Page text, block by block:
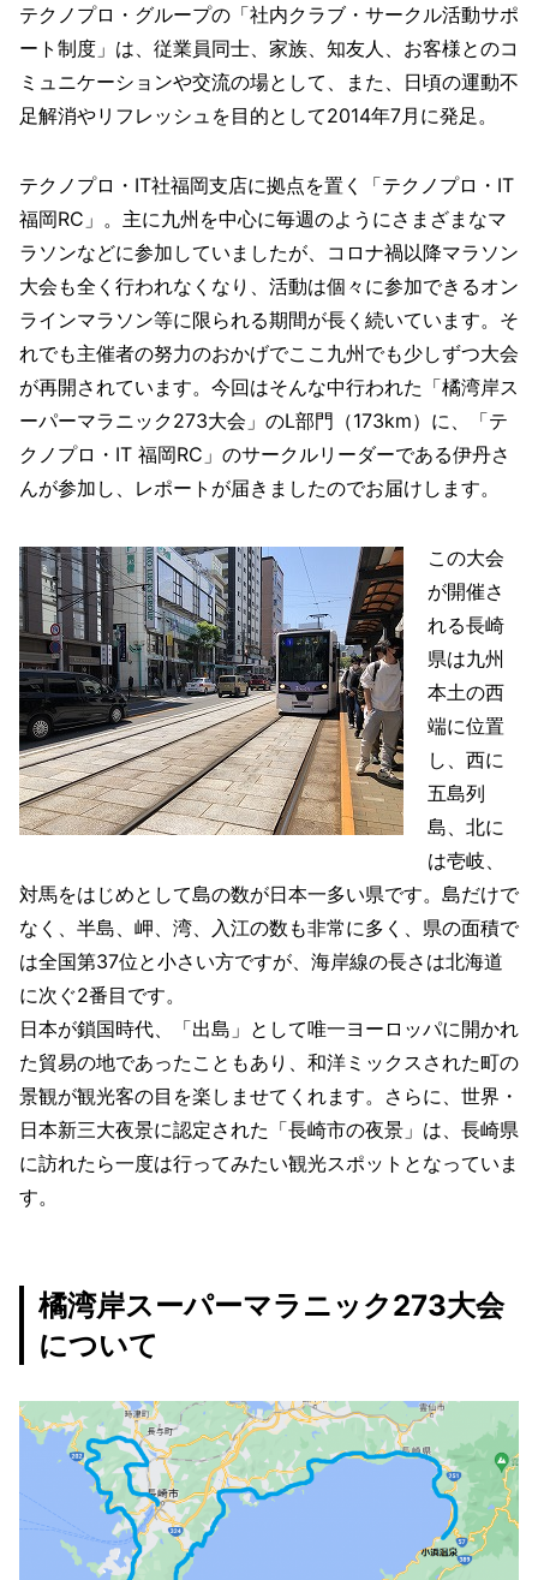
テクノプロ・グループの「社内クラブ・サークル活動サポ
ート制度」は、従業員同士、家族、知友人、お客様とのコ
ミュニケーションや交流の場として、また、日頃の運動不
足解消やリフレッシュを目的として2014年7月に発足。
テクノプロ・IT社福岡支店に拠点を置く「テクノプロ・IT
福岡RC」。主に九州を中心に毎週のようにさまざまなマ
ラソンなどに参加していましたが、コロナ禍以降マラソン
大会も全く行われなくなり、活動は個々に参加できるオン
ラインマラソン等に限られる期間が長く続いています。そ
れでも主催者の努力のおかげでここ九州でも少しずつ大会
が再開されています。今回はそんな中行われた「橘湾岸ス
ーパーマラニック273大会」のL部門（173km）に、「テ
クノプロ・IT 福岡RC」のサークルリーダーである伊丹さ
んが参加し、レポートが届きましたのでお届けします。
この大会
が開催さ
れる長崎
県は九州
本土の西
端に位置
し、西に
五島列
島、北に
は壱岐、
対馬をはじめとして島の数が日本一多い県です。島だけで
なく、半島、岬、湾、入江の数も非常に多く、県の面積で
は全国第37位と小さい方ですが、海岸線の長さは北海道
に次ぐ2番目です。
日本が鎖国時代、「出島」として唯一ヨーロッパに開かれ
た貿易の地であったこともあり、和洋ミックスされた町の
景観が観光客の目を楽しませてくれます。さらに、世界・
日本新三大夜景に認定された「長崎市の夜景」は、長崎県
に訪れたら一度は行ってみたい観光スポットとなっていま
す。
橘湾岸スーパーマラニック273大会
について